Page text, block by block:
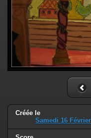
Créée le
Samedi 16